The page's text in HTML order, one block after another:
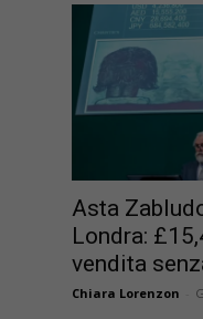
Asta
Londra:
vendita
Chiara Lorenzon